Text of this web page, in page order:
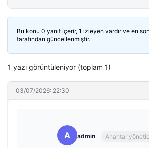
Bu konu 0 yanıt içerir, 1 izleyen vardır ve en son
tarafından güncellenmiştir.
1 yazı görüntüleniyor (toplam 1)
03/07/2026: 22:30
A admin Anahtar